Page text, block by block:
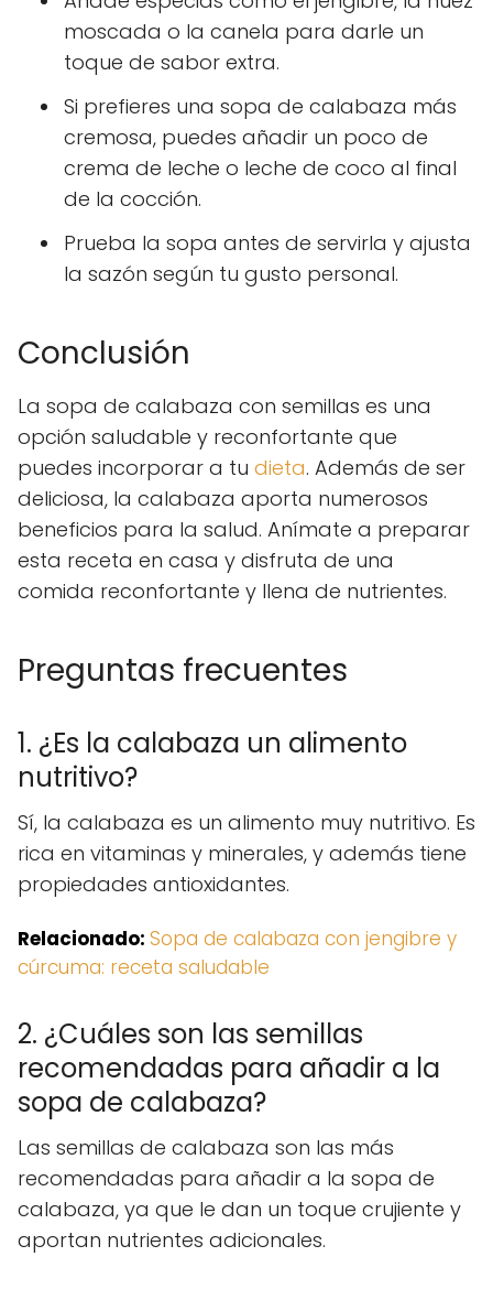
moscada o la canela para darle un
toque de sabor extra.
Si prefieres una sopa de calabaza más
cremosa, puedes añadir un poco de
crema de leche o leche de coco al final
de la cocción.
Prueba la sopa antes de servirla y ajusta
la sazón según tu gusto personal.
Conclusión
La sopa de calabaza con semillas es una
opción saludable y reconfortante que
puedes incorporar a tu dieta. Además de ser
deliciosa, la calabaza aporta numerosos
beneficios para la salud. Anímate a preparar
esta receta en casa y disfruta de una
comida reconfortante y llena de nutrientes.
Preguntas frecuentes
1. ¿Es la calabaza un alimento
nutritivo?
Sí, la calabaza es un alimento muy nutritivo. Es
rica en vitaminas y minerales, y además tiene
propiedades antioxidantes.
Relacionado: Sopa de calabaza con jengibre y
cúrcuma: receta saludable
2. ¿Cuáles son las semillas
recomendadas para añadir a la
sopa de calabaza?
Las semillas de calabaza son las más
recomendadas para añadir a la sopa de
calabaza, ya que le dan un toque crujiente y
aportan nutrientes adicionales.